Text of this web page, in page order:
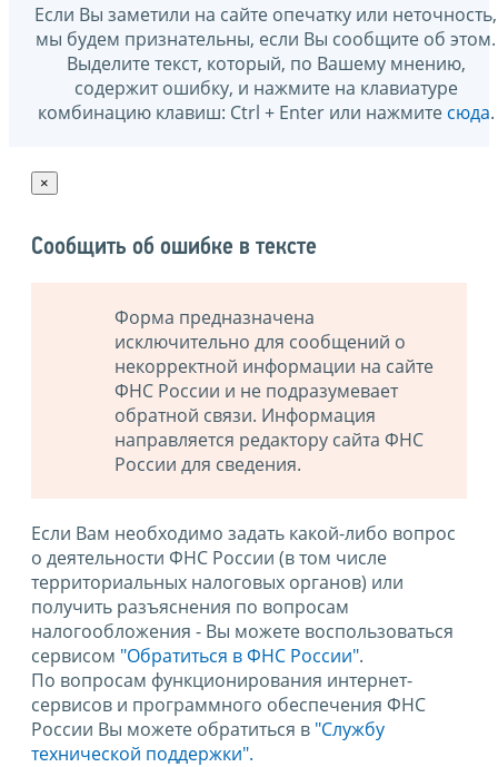
Если Вы заметили на сайте опечатку или неточность,
мы будем признательны, если Вы сообщите об этом.
Выделите текст, который, по Вашему мнению,
содержит ошибку, и нажмите на клавиатуре
комбинацию клавиш: Ctrl + Enter или нажмите сюда.
×
Сообщить об ошибке в тексте
Форма предназначена
исключительно для сообщений о
некорректной информации на сайте
ФНС России и не подразумевает
обратной связи. Информация
направляется редактору сайта ФНС
России для сведения.
Если Вам необходимо задать какой-либо вопрос
о деятельности ФНС России (в том числе
территориальных налоговых органов) или
получить разъяснения по вопросам
налогообложения - Вы можете воспользоваться
сервисом "Обратиться в ФНС России".
По вопросам функционирования интернет-
сервисов и программного обеспечения ФНС
России Вы можете обратиться в "Службу
технической поддержки".